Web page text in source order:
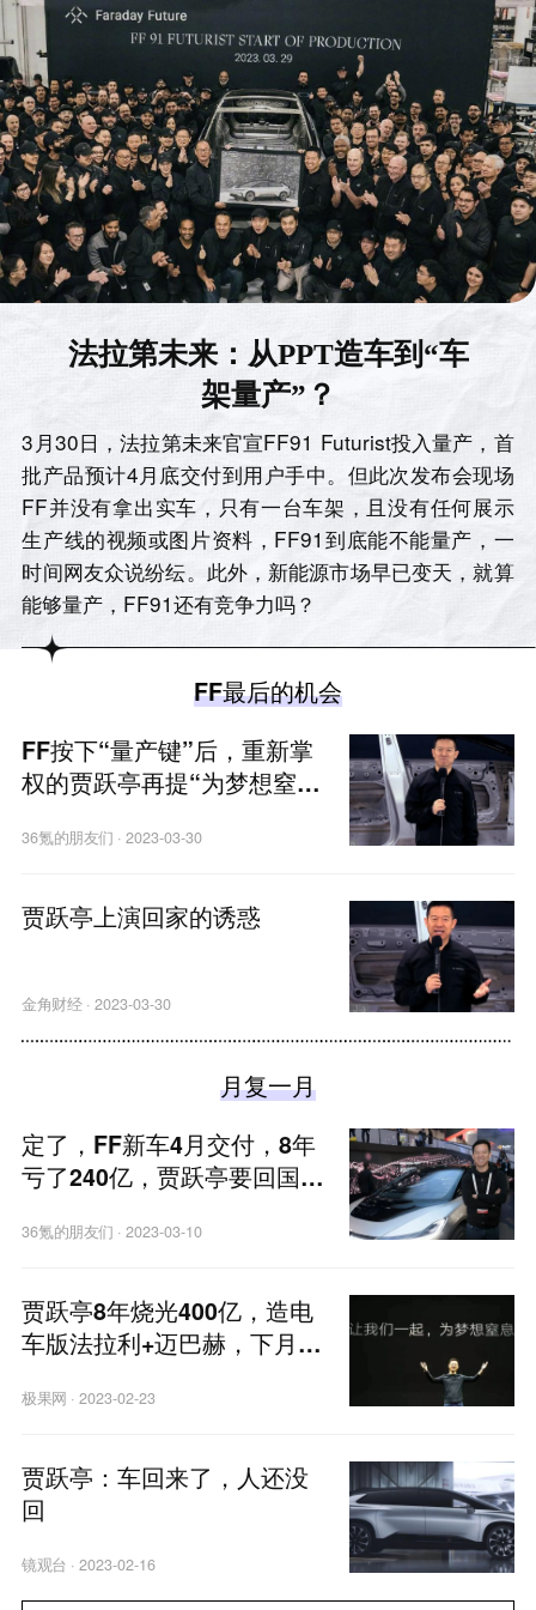
法拉第未来：从PPT造车到“车
架量产”？
3月30日，法拉第未来官宣FF91 Futurist投入量产，首
批产品预计4月底交付到用户手中。但此次发布会现场
FF并没有拿出实车，只有一台车架，且没有任何展示
生产线的视频或图片资料，FF91到底能不能量产，一
时间网友众说纷纭。此外，新能源市场早已变天，就算
能够量产，FF91还有竞争力吗？
FF最后的机会
FF按下“量产键”后，重新掌
权的贾跃亭再提“为梦想窒
36氪的朋友们 ·2023-03-30
贾跃亭上演回家的诱惑
金角财经· 2023-03-30
月复一月
定了，FF新车4月交付，8年
亏了240亿，贾跃亭要回国
36氪的朋友们 ·2023-03-10
贾跃亭8年烧光400亿，造电
车版法拉利+迈巴赫，下月交
极果网 ·2023-02-23
贾跃亭：车回来了，人还没
回
镜观台 ·2023-02-16